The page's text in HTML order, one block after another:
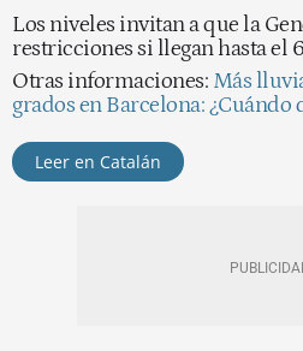
Los niveles invitan a que la
restricciones si llegan hasta el
Otras informaciones: Más
grados en Barcelona: ¿Cuándo
Leer en Catalán